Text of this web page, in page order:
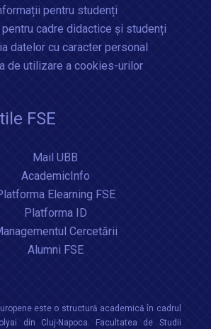
pentru studenți
cadre didactice și studenți
datelor cu caracter personal
de utilizare a cookies-urilor
FSE
Mail UBB
AcademicInfo
Elearning FSE
Platforma ID
Cercetării
Alumni FSE
este o structură academică în cadrul
din Cluj-Napoca. Facultatea de Studii